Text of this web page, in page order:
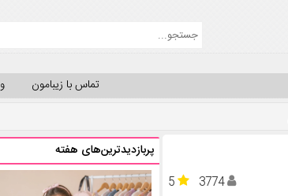
تماس با زیبامون
5
3774
پربازدیدترین‌های هفته